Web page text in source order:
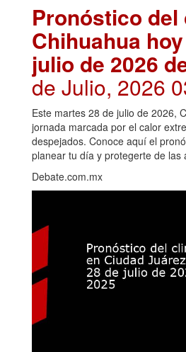
Pronóstico del
Chihuahua
julio de 2026
de Julio, 2026
Este martes 28 de julio de 2026,
jornada marcada por el calor
despejados. Conoce aquí el
planear tu día y protegerte de las
Debate.com.mx